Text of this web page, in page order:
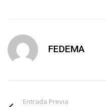
FEDEMA
Entrada Previa